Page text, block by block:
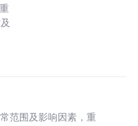
范围及影响因素，重